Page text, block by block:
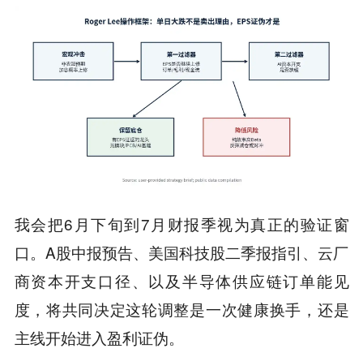
我会把6月下旬到7月财报季视为真正的验证窗
口。A股中报预告、美国科技股二季报指引、云厂
商资本开支口径、以及半导体供应链订单能见
度，将共同决定这轮调整是一次健康换手，还是
主线开始进入盈利证伪。